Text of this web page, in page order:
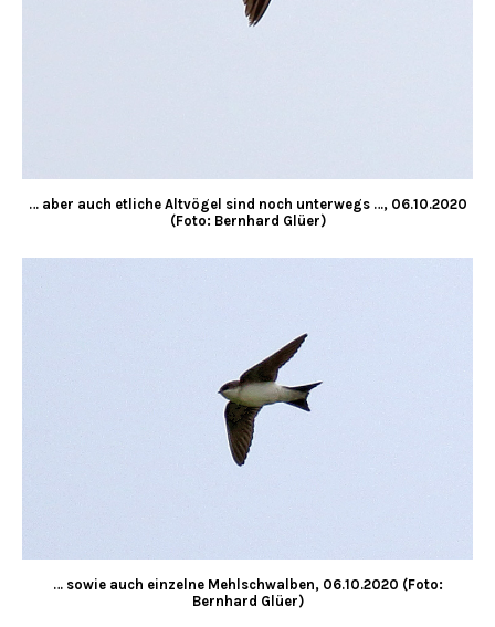
… aber auch etliche Altvögel sind noch unterwegs …, 06.10.2020
(Foto: Bernhard Glüer)
… sowie auch einzelne Mehlschwalben, 06.10.2020 (Foto:
Bernhard Glüer)